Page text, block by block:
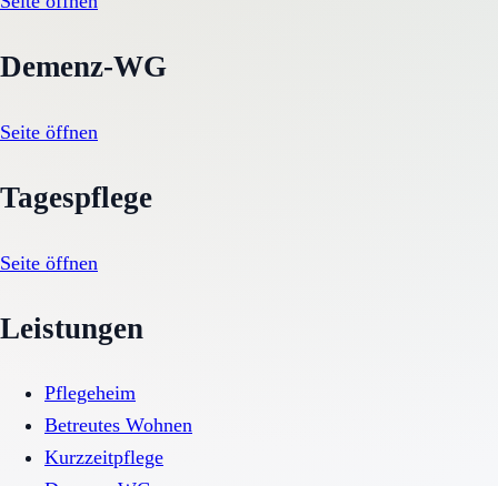
Demenz-WG
Seite öffnen
Tagespflege
Seite öffnen
Leistungen
Pflegeheim
Betreutes Wohnen
Kurzzeitpflege